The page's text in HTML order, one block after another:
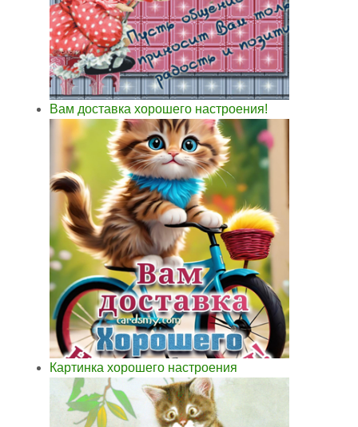
Вам доставка хорошего настроения!
Картинка хорошего настроения